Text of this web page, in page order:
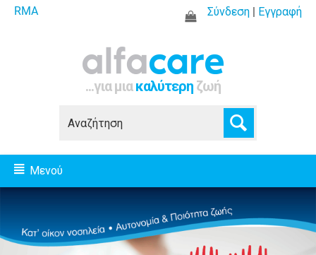
RMA Σύνδεση | Εγγραφή
...για μιακαλύτερηζωή
Μενού